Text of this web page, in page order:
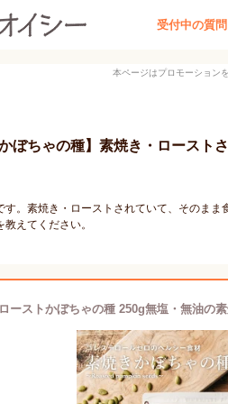
受付中の質問
本ページはプロモーション
かぼちゃの種】素焼き・ロースト
す。素焼き・ローストされていて、そのま
えてください。